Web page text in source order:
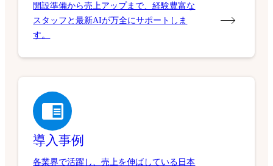
開設準備から売上アップまで、経験豊富な
スタッフと最新AIが万全にサポートしま
す。
導入事例
各業界で活躍し、売上を伸ばしている日本